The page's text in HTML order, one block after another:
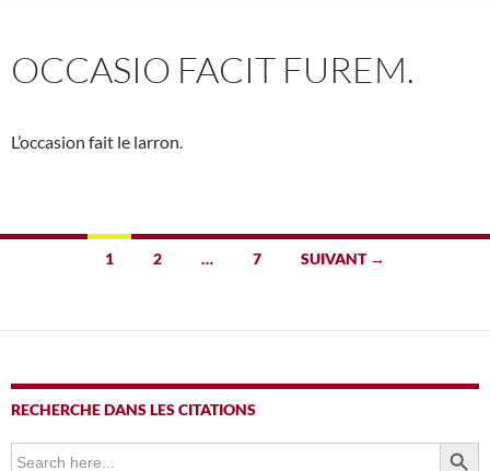
OCCASIO FACIT FUREM.
L’occasion fait le larron.
Navigation
articles
1 2 … 7 SUIVANT →
RECHERCHE DANS LES CITATIONS
Search
for:
SEARCH